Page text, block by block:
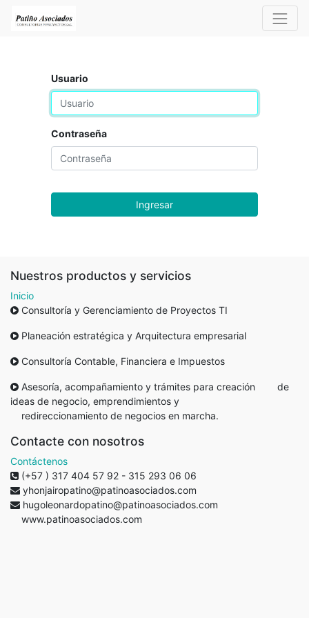
Usuario
Contraseña
Ingresar
Nuestros productos y servicios
Inicio
Consultoría y Gerenciamiento de Proyectos TI
Planeación estratégica y Arquitectura empresarial
Consultoría Contable, Financiera e Impuestos
Asesoría, acompañamiento y trámites para creación de
ideas de negocio, emprendimientos y
redireccionamiento de negocios en marcha.
Contacte con nosotros
Contáctenos
(+57 ) 317 404 57 92 - 315 293 06 06
yhonjairopatino@patinoasociados.com
hugoleonardopatino@patinoasociados.com
www.patinoasociados.com